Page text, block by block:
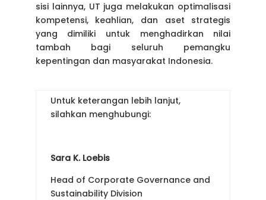
sisi lainnya, UT juga melakukan optimalisasi
kompetensi, keahlian, dan aset strategis
yang dimiliki untuk menghadirkan nilai
tambah bagi seluruh pemangku
kepentingan dan masyarakat Indonesia.
Untuk keterangan lebih lanjut,
silahkan menghubungi:
Sara K. Loebis
Head of Corporate Governance and
Sustainability Division